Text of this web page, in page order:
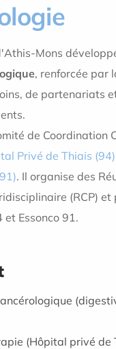
Mons
, renforcée par
de partenariats
de Coordination
Privé de Thiais (94)
. Il organise des
(RCP)
et Essonco 91.
(Hôpital privé de